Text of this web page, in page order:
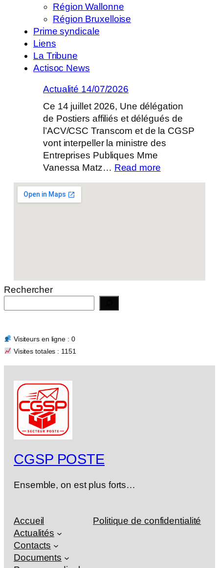
Région Wallonne
Région Bruxelloise
Prime syndicale
Liens
La Tribune
Actisoc News
Actualité 14/07/2026
Ce 14 juillet 2026, Une délégation
de Postiers affiliés et délégués de
l’ACV/CSC Transcom et de la CGSP
vont interpeller la ministre des
Entreprises Publiques Mme
Vanessa Matz… Read more:
Rechercher
Visiteurs en ligne : 0
Visites totales : 1151
CGSP POSTE
Ensemble, on est plus forts…
Accueil
Actualités
Contacts
Documents
Politique de confidentialité